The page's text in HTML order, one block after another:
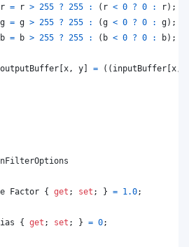
r = r > 255 ? 255 : ( r < 0 ? 0 : r) ;
g = g > 255 ? 255 : (g < 0 ? 0 : g) ;
b = b > 255 ? 255 : ( b < 0 ? 0 : b) ;
outputBuffer [x , y] = ( ( inputBuffer [x
Factor { get ; set ; } = 1.0;
{ get ; set ; } = 0;